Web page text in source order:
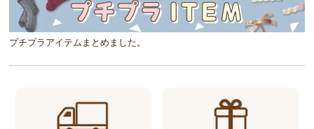
プチプラアイテムまとめました。